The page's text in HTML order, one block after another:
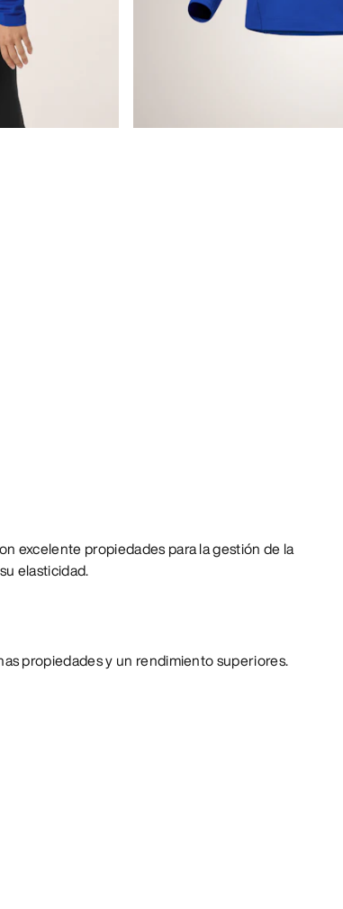
excelente propiedades para la gestión de la
elasticidad.
propiedades y un rendimiento superiores.